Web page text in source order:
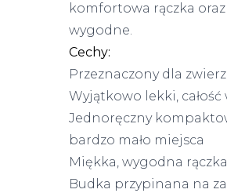
komfortowa rączka
wygodne.
Cechy:
Przeznaczony dla
Wyjątkowo lekki, całość
Jednoręczny
bardzo mało miejsca
Miękka, wygodna
Budka przypinana na